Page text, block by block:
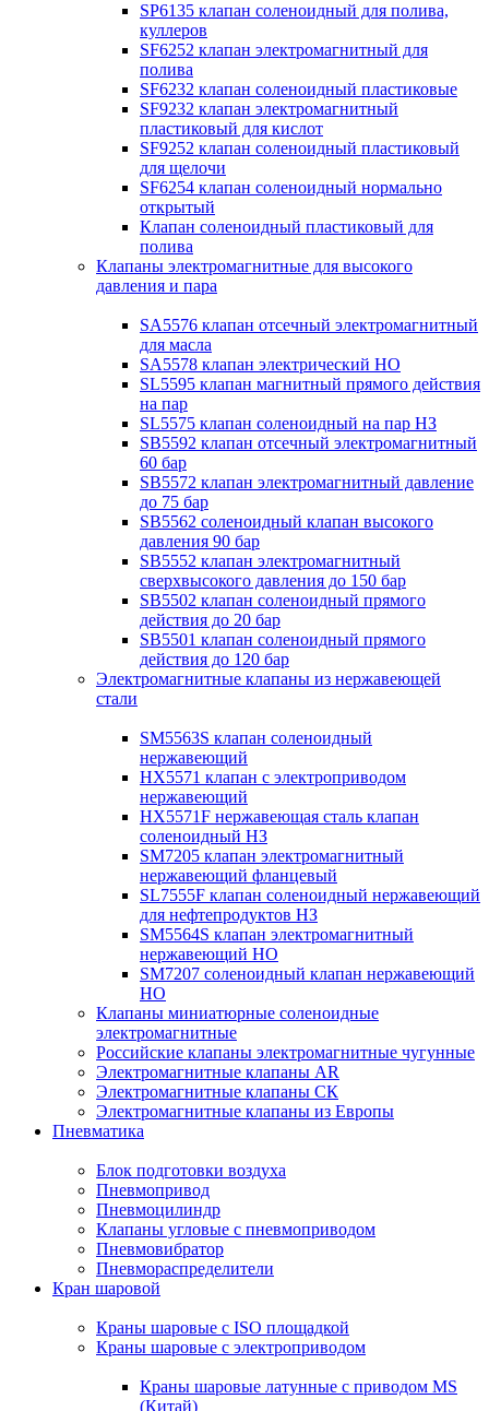
SP6135 клапан соленоидный для полива,
куллеров
SF6252 клапан электромагнитный для
полива
SF6232 клапан соленоидный пластиковые
SF9232 клапан электромагнитный
пластиковый для кислот
SF9252 клапан соленоидный пластиковый
для щелочи
SF6254 клапан соленоидный нормально
открытый
Клапан соленоидный пластиковый для
полива
Клапаны электромагнитные для высокого
давления и пара
SA5576 клапан отсечный электромагнитный
для масла
SA5578 клапан электрический НО
SL5595 клапан магнитный прямого действия
на пар
SL5575 клапан соленоидный на пар НЗ
SB5592 клапан отсечный электромагнитный
60 бар
SB5572 клапан электромагнитный давление
до 75 бар
SB5562 соленоидный клапан высокого
давления 90 бар
SB5552 клапан электромагнитный
сверхвысокого давления до 150 бар
SB5502 клапан соленоидный прямого
действия до 20 бар
SB5501 клапан соленоидный прямого
действия до 120 бар
Электромагнитные клапаны из нержавеющей
стали
SM5563S клапан соленоидный
нержавеющий
HX5571 клапан с электроприводом
нержавеющий
HX5571F нержавеющая сталь клапан
соленоидный НЗ
SM7205 клапан электромагнитный
нержавеющий фланцевый
SL7555F клапан соленоидный нержавеющий
для нефтепродуктов НЗ
SM5564S клапан электромагнитный
нержавеющий НО
SM7207 соленоидный клапан нержавеющий
НО
Клапаны миниатюрные соленоидные
электромагнитные
Российские клапаны электромагнитные чугунные
Электромагнитные клапаны AR
Электромагнитные клапаны СК
Электромагнитные клапаны из Европы
Пневматика
Блок подготовки воздуха
Пневмопривод
Пневмоцилиндр
Клапаны угловые с пневмоприводом
Пневмовибратор
Пневмораспределители
Кран шаровой
Краны шаровые с ISO площадкой
Краны шаровые с электроприводом
Краны шаровые латунные с приводом MS
(Китай)